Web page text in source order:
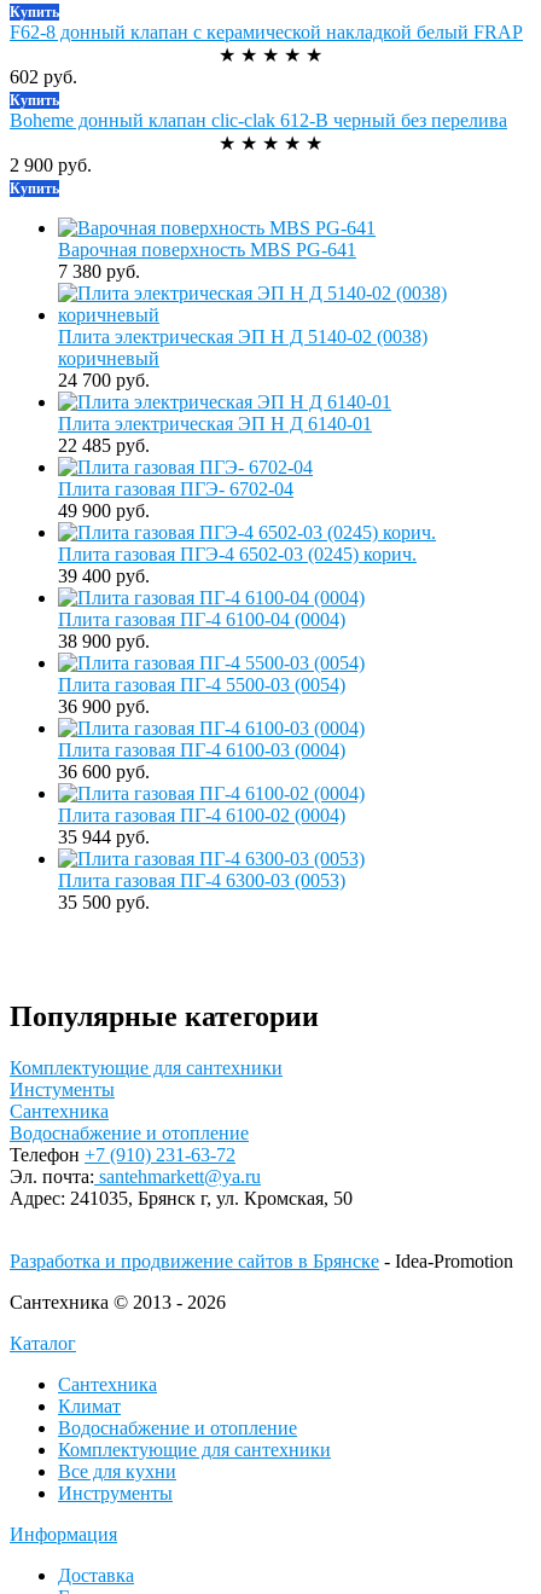
Купить
F62-8 донный клапан с керамической накладкой белый FRAP
★ ★ ★ ★ ★
602 руб.
Купить
Boheme донный клапан clic-clak 612-B черный без перелива
★ ★ ★ ★ ★
2 900 руб.
Купить
Варочная поверхность MBS PG-641
7 380 руб.
Плита электрическая ЭП Н Д 5140-02 (0038)
коричневый
24 700 руб.
Плита электрическая ЭП Н Д 6140-01
22 485 руб.
Плита газовая ПГЭ- 6702-04
49 900 руб.
Плита газовая ПГЭ-4 6502-03 (0245) корич.
39 400 руб.
Плита газовая ПГ-4 6100-04 (0004)
38 900 руб.
Плита газовая ПГ-4 5500-03 (0054)
36 900 руб.
Плита газовая ПГ-4 6100-03 (0004)
36 600 руб.
Плита газовая ПГ-4 6100-02 (0004)
35 944 руб.
Плита газовая ПГ-4 6300-03 (0053)
35 500 руб.
Популярные категории
Комплектующие для сантехники
Инстументы
Сантехника
Водоснабжение и отопление
Телефон +7 (910) 231-63-72
Эл. почта: santehmarkett@ya.ru
Адрес: 241035, Брянск г, ул. Кромская, 50
Разработка и продвижение сайтов в Брянске - Idea-Promotion
Сантехника © 2013 - 2026
Каталог
Сантехника
Климат
Водоснабжение и отопление
Комплектующие для сантехники
Все для кухни
Инструменты
Информация
Доставка